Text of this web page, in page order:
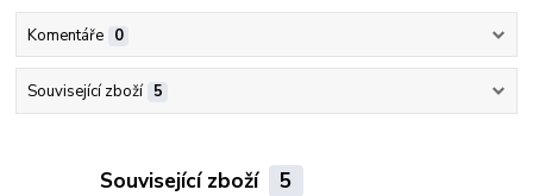
Komentáře 0
Související zboží 5
Související zboží 5